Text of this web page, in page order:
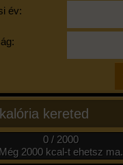
év:
kereted
0 / 2000
Még 2000 kcal-t ehetsz ma.